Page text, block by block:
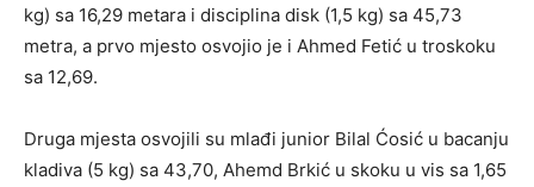
kg) sa 16,29 metara i disciplina disk (1,5 kg) sa 45,73
metra, a prvo mjesto osvojio je i Ahmed Fetić u troskoku
sa 12,69.
Druga mjesta osvojili su mlađi junior Bilal Ćosić u bacanju
kladiva (5 kg) sa 43,70, Ahemd Brkić u skoku u vis sa 1,65